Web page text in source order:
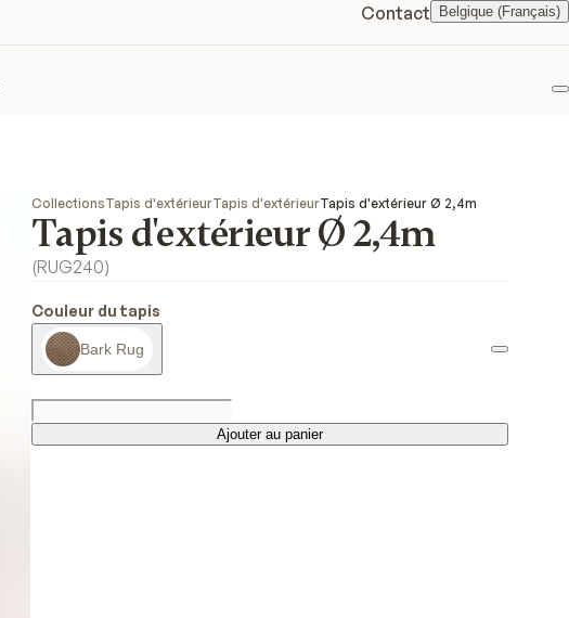
Contact Belgique (Français)
CollectionsTapis d'extérieurTapis d'extérieurTapis d'extérieur Ø 2,4m
Tapis d'extérieur Ø 2,4m
(RUG240)
Couleur du tapis
Bark Rug
Ajouter au panier
Ajouter au panier